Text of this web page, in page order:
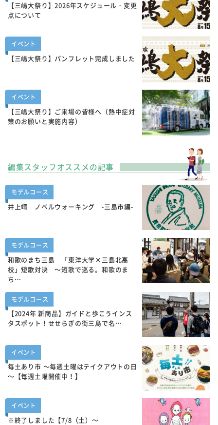
【三嶋大祭り】2026年スケジュール・変更
点について
イベント
【三嶋大祭り】パンフレット完成しました
イベント
【三嶋大祭り】ご来場の皆様へ（熱中症対
策のお願いと実施内容）
編集スタッフオススメの記事
モデルコース
井上靖 ノベルウォーキング -三島市編-
モデルコース
和歌のまち三島 「東洋大学×三島北高
校」短歌対決 ～短歌で巡る。和歌のま
ち…
モデルコース
【2024年 新商品】ガイドと歩こうインス
タスポット！せせらぎの街三島で名…
イベント
毎土あり市 ～毎週土曜はテイクアウトの日
～【毎週土曜開催中！】
イベント
※終了しました【7/8（土）～